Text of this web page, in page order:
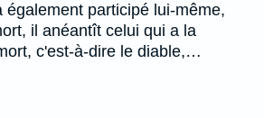
également participé lui-même,
il anéantît celui qui a la
c'est-à-dire le diable,…